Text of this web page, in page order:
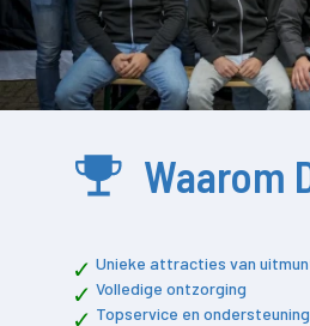
Waarom
Unieke attracties van
Volledige ontzorging
Topservice en ondersteuning